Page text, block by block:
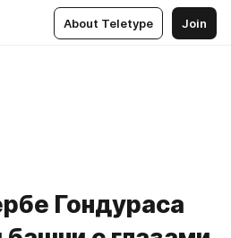
About Teletype Join
Гондураса